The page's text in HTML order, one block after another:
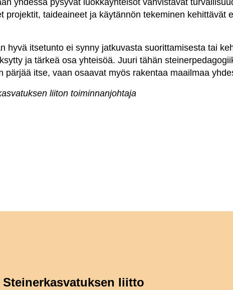
yhdessä pysyvät luokkayhteisöt vahvistavat
projektit, taideaineet ja käytännön tekeminen kehittävät
hyvä itsetunto ei synny jatkuvasta suorittamisesta tai
ja tärkeä osa yhteisöä. Juuri tähän
pärjää itse, vaan osaavat myös rakentaa maailmaa
liiton toiminnanjohtaja
Steinerkasvatuksen liitto